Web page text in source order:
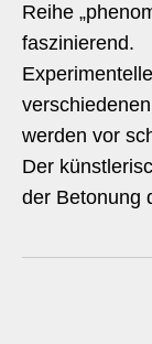
Reihe
faszinierend.
werden vor
Der
der Betonung